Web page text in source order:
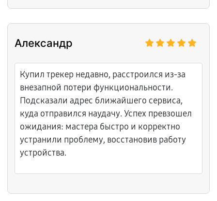
Александр
Купил трекер недавно, расстроился из-за
внезапной потери функциональности.
Подсказали адрес ближайшего сервиса,
куда отправился наудачу. Успех превзошел
ожидания: мастера быстро и корректно
устранили проблему, восстановив работу
устройства.